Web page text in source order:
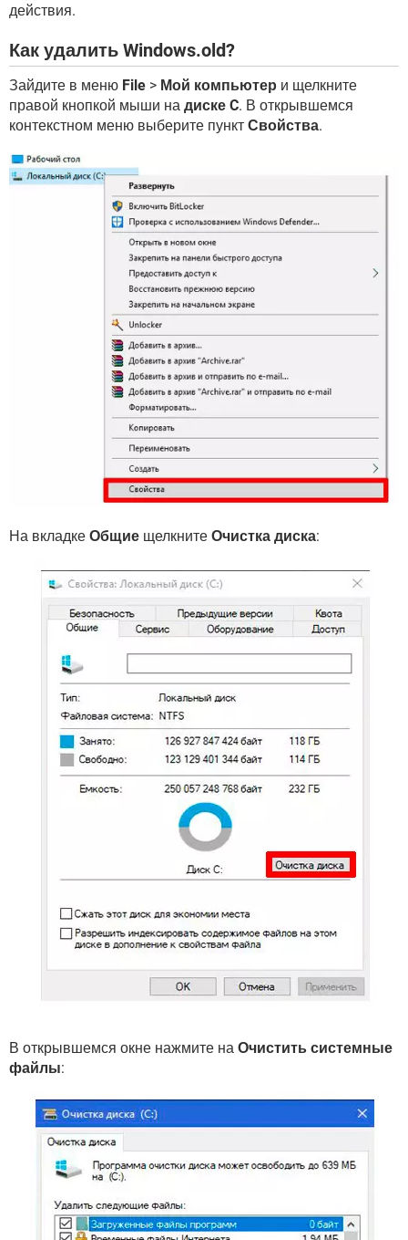
действия.
Как удалить Windows.old?
Зайдите в меню File > Мой компьютер и щелкните
правой кнопкой мыши на диске C. В открывшемся
контекстном меню выберите пункт Свойства.
На вкладке Общие щелкните Очистка диска:
В открывшемся окне нажмите на Очистить системные
файлы: